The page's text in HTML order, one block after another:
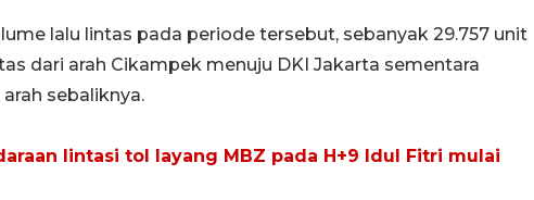
lalu lintas pada periode tersebut, sebanyak 29.757 unit
dari arah Cikampek menuju DKI Jakarta sementara
sebaliknya.
lintasi tol layang MBZ pada H+9 Idul Fitri mulai